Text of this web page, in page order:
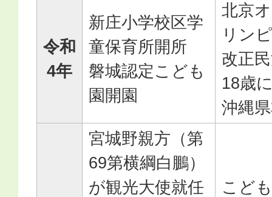
令和
4年
新庄小学校区学
童保育所開所
磐城認定こども
園開園
北京
リン
改正
18歳
沖縄
宮城野親方（第
69第横綱白鵬）
が観光大使就任
こど